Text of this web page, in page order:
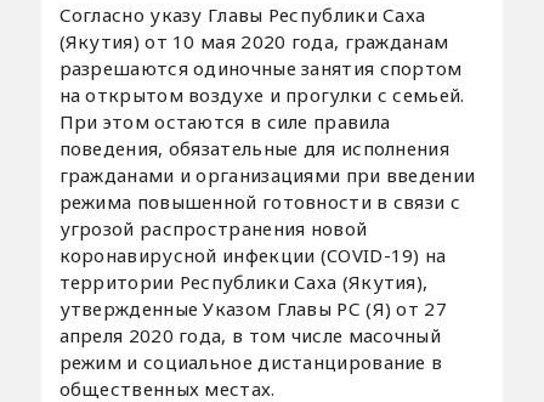
Согласно указу Главы Республики Саха
(Якутия) от 10 мая 2020 года, гражданам
разрешаются одиночные занятия спортом
на открытом воздухе и прогулки с семьей.
При этом остаются в силе правила
поведения, обязательные для исполнения
гражданами и организациями при введении
режима повышенной готовности в связи с
угрозой распространения новой
коронавирусной инфекции (COVID-19) на
территории Республики Саха (Якутия),
утвержденные Указом Главы РС (Я) от 27
апреля 2020 года, в том числе масочный
режим и социальное дистанцирование в
общественных местах.